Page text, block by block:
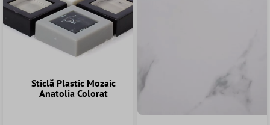
Sticlă Plastic Mozaic
Anatolia Colorat